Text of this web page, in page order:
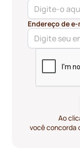
Endereço de
Ao
você concorda